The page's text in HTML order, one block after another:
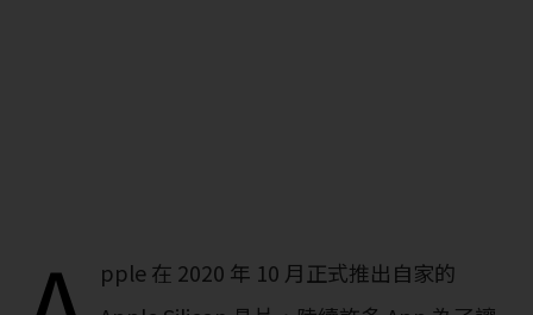
pple 在 2020 年 10 月正式推出自家的